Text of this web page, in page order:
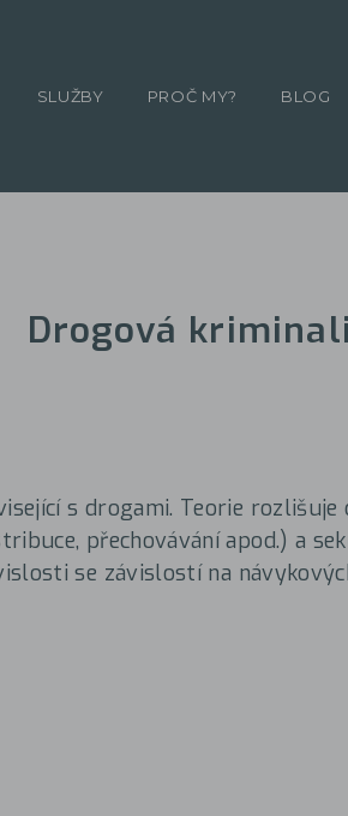
Drogová
s drogami. Teorie
přechovávání apod.) a
se závislostí na
SLUŽBY PROČ MY? BLOG